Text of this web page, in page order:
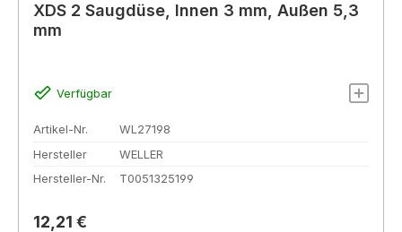
XDS 2 Saugdüse, Innen 3 mm, Außen 5,3
mm
Verfügbar
Artikel-Nr.
WL27198
Hersteller
WELLER
Hersteller-Nr.
T0051325199
Regulärer Preis:
12,21 €